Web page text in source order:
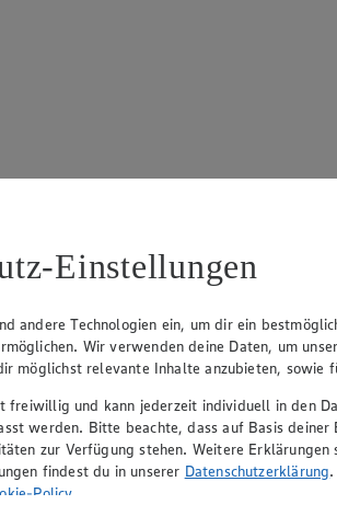
(Vorstandsmitglied), Ulf-U. Plath
(Geschäftsführer), Ulf-U. Plath
Einstellungen
andere Technologien ein, um dir ein
Wir verwenden deine Daten, um
möglichst relevante Inhalte anzubieten, sowie
freiwillig und kann jederzeit individuell in den
werden. Bitte beachte, dass auf Basis
zur Verfügung stehen. Weitere Erklärungen
findest du in unserer Datenschutzerklärung
Policy.